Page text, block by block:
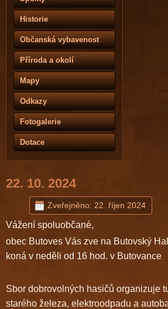
Historie
Občanská vybavenost
Příroda a okolí
Mapy
Odkazy
Fotogalerie
Dotace
22. 10. 2024
Zveřejněno: 22. říjen 2024
Vážení spoluobčané,
obec Butoves Vás zve na Butovský
koná v neděli od 16 hod. v Butovance
Sbor dobrovolných hasičů organizuje
starého železa, elektroodpadu a